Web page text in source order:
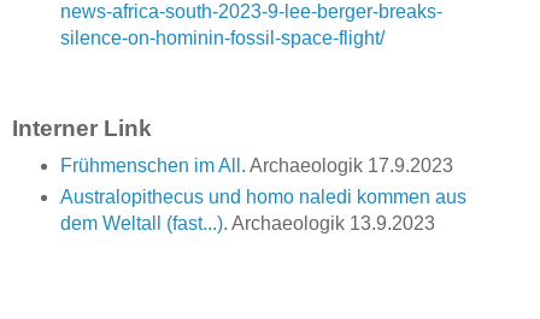
news-africa-south-2023-9-lee-berger-breaks-
silence-on-hominin-fossil-space-flight/
Interner Link
Frühmenschen im All . Archaeologik 17.9.2023
Australopithecus und homo naledi kommen aus
dem Weltall (fast...). Archaeologik 13.9.2023